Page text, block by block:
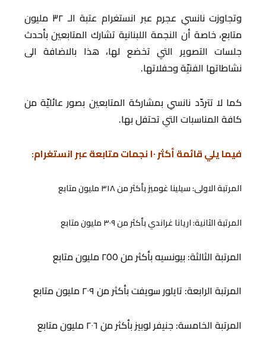
وتجاوزت نانسي عجرم عبر انستغرام عتبة الـ ٣٢ مليون
متابع، خاصة أن النجمة اللبنانية تشارك المتابعين بأحدث
جلسات التصوير التي تخضع لها، هذا بالاضافة الى
نشاطاتها الفنيّة وحفلاتها.
كما لا تتردّد نانسي بمشاركة المتابعين بصور عائليّة من
كافة المناسبات التي تحتفل بها.
فيما يلي قائمة أكثر ١٠ نجمات متابعة عبر انستغرام:
المرتبة الاولى: سيلينا غوميز بأكثر من ٣١٨ مليون متابع
المرتبة الثانية: اريانا غراندي بأكثر من ٣٠٩ مليون متابع
المرتبة الثالثة: بيونسيه بأكثر من ٢٥٥ مليون متابع
المرتبة الرابعة: تايلور سويفت بأكثر من ٢٠٩ مليون متابع
المرتبة الخامسة: جنيفر لوبيز بأكثر من ٢٠٦ مليون متابع